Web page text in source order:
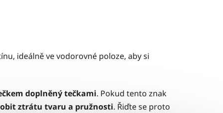
ideálně ve vodorovné poloze, aby si
doplněný tečkami. Pokud tento znak
ztrátu tvaru a pružnosti. Řiďte se proto